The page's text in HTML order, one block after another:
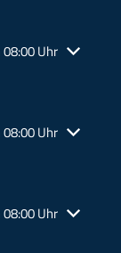
Uhr
Uhr
Uhr